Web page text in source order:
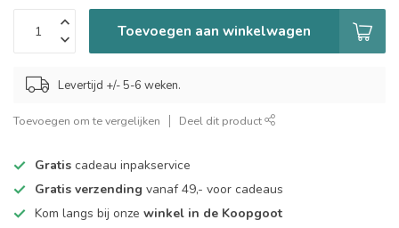
Toevoegen aan winkelwagen
Levertijd +/- 5-6 weken.
Toevoegen om te vergelijken Deel dit product
Gratis cadeau inpakservice
Gratis verzending vanaf 49,- voor cadeaus
Kom langs bij onze winkel in de Koopgoot